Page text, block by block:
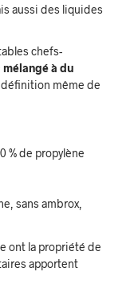
aussi des liquides
chefs-
à du
définition même de
% de propylène
sans ambrox,
ont la propriété de
apportent